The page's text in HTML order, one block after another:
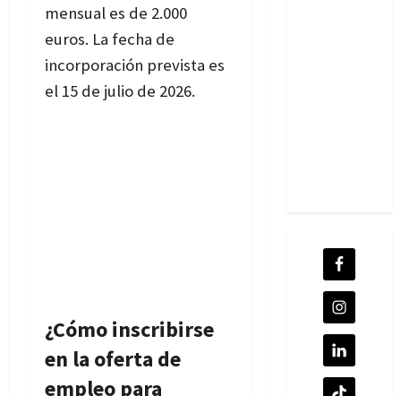
mensual es de 2.000
euros. La fecha de
incorporación prevista es
el 15 de julio de 2026.
¿Cómo inscribirse
en la oferta de
empleo para